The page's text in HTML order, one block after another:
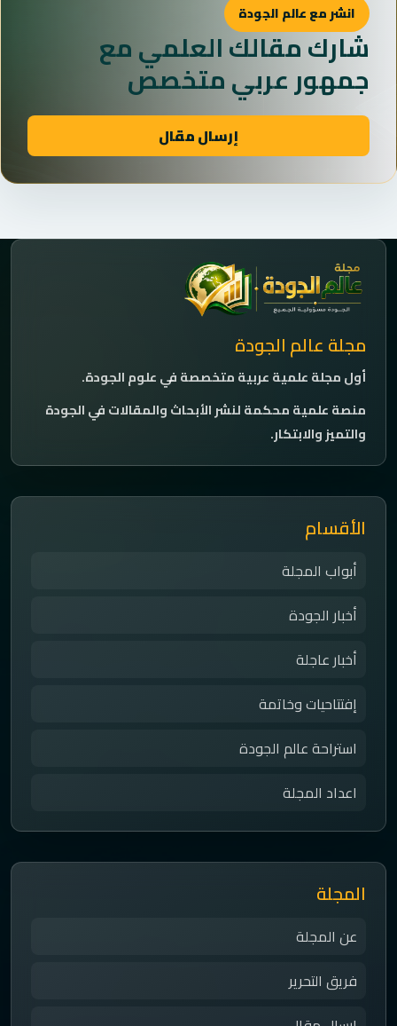
انشر مع عالم الجودة
شارك مقالك العلمي مع
جمهور عربي متخصص
إرسال مقال
مجلة عالم الجودة
أول مجلة علمية عربية متخصصة في علوم الجودة.
منصة علمية محكمة لنشر الأبحاث والمقالات في الجودة
والتميز والابتكار.
الأقسام
أبواب المجلة
أخبار الجودة
أخبار عاجلة
إفتتاحيات وخاتمة
استراحة عالم الجودة
اعداد المجلة
المجلة
عن المجلة
فريق التحرير